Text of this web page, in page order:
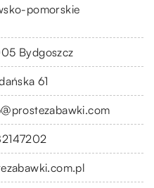
pomorskie
Bydgoszcz
61